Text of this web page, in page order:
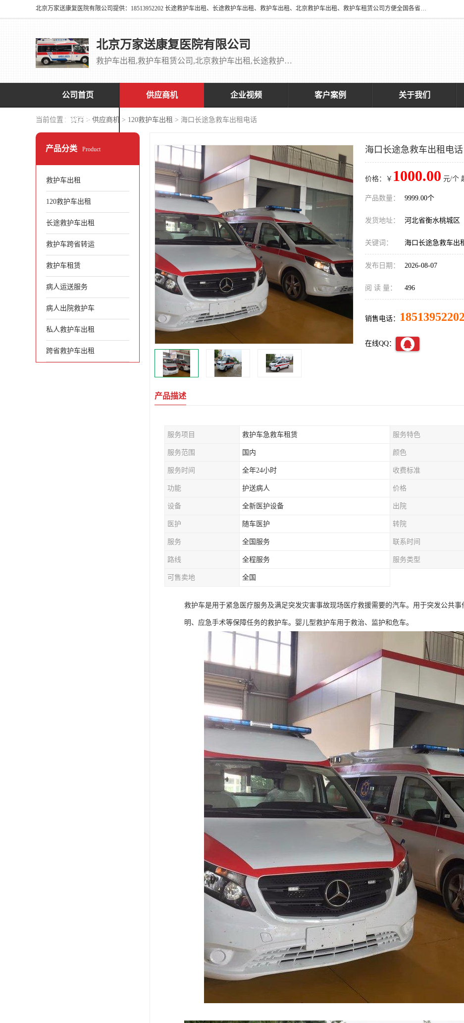
北京万家送康复医院有限公司提供：18513952202 长途救护车出租、长途救护车出租、救护车出租、北京救护车出租、救护车租赁公司方便全国各省市各类患者长途救护车转诊等需求，医帮扶医疗服务有限公司配备多辆福特成人长途监护型救护车，专用监护型儿童及新生儿救护车。
北京万家送康复医院有限公司
救护车出租,救护车租赁公司,北京救护车出租,长途救护车出租,长途120救护车出租,120救护车出租长途救护车出租 刘主任：18513952202
公司首页 供应商机 企业视频 客户案例 关于我们
联系方式
当前位置： 首页 > 供应商机 > 120救护车出租 > 海口长途急救车出租电话
产品分类 Product
救护车出租
120救护车出租
长途救护车出租
救护车跨省转运
救护车租赁
病人运送服务
病人出院救护车
私人救护车出租
跨省救护车出租
海口长途急救车出租电话
价格：￥ 1000.00 元/个
产品数量： 9999.00个
发货地址： 河北省衡水桃城区
关键词： 海口长途急救车出
发布日期： 2026-08-07
阅 读 量： 496
销售电话： 18513952202
在线QQ：
产品描述
服务项目 救护车急救车租赁 服务特色
服务范围 国内 颜色
服务时间 全年24小时 收费标准
功能 护送病人 价格
设备 全新医护设备 出院
医护 随车医护 转院
服务 全国服务 联系时间
路线 全程服务 服务类型
可售卖地 全国
救护车是用于紧急医疗服务及满足突发灾害事故现场医疗救援需要的汽车。用于突发公共
明、应急手术等保障任务的救护车。婴儿型救护车用于救治、监护和危车。